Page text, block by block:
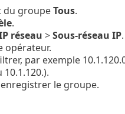
du groupeTous.
.
réseau >Sous-réseau IP.
opérateur.
par exemple
le groupe.